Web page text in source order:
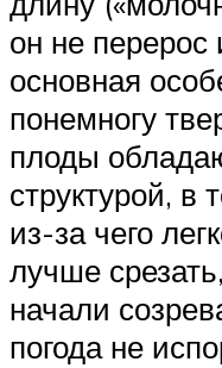
он не перерос
основная
понемногу
плоды
структурой, в
из-за чего
лучше
начали
погода не